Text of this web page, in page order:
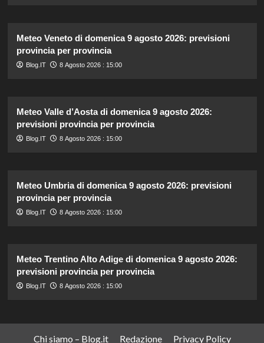
Meteo Veneto di domenica 9 agosto 2026: previsioni
provincia per provincia
Blog.IT 8 Agosto 2026 : 15:00
Meteo Valle d’Aosta di domenica 9 agosto 2026:
previsioni provincia per provincia
Blog.IT 8 Agosto 2026 : 15:00
Meteo Umbria di domenica 9 agosto 2026: previsioni
provincia per provincia
Blog.IT 8 Agosto 2026 : 15:00
Meteo Trentino Alto Adige di domenica 9 agosto 2026:
previsioni provincia per provincia
Blog.IT 8 Agosto 2026 : 15:00
Chi siamo – Blog.it Redazione Privacy Policy